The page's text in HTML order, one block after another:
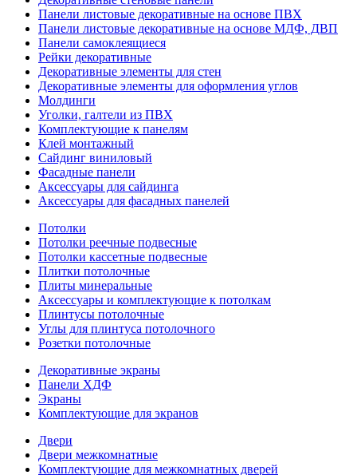
Панели листовые декоративные на основе ПВХ
Панели листовые декоративные на основе МДФ, ДВП
Панели самоклеящиеся
Рейки декоративные
Декоративные элементы для стен
Декоративные элементы для оформления углов
Молдинги
Уголки, галтели из ПВХ
Комплектующие к панелям
Клей монтажный
Сайдинг виниловый
Фасадные панели
Аксессуары для сайдинга
Аксессуары для фасадных панелей
Потолки
Потолки реечные подвесные
Потолки кассетные подвесные
Плитки потолочные
Плиты минеральные
Аксессуары и комплектующие к потолкам
Плинтусы потолочные
Углы для плинтуса потолочного
Розетки потолочные
Декоративные экраны
Панели ХДФ
Экраны
Комплектующие для экранов
Двери
Двери межкомнатные
Комплектующие для межкомнатных дверей